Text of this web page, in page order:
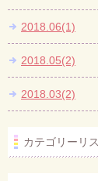
2018.06(1)
2018.05(2)
2018.03(2)
カテゴリーリ